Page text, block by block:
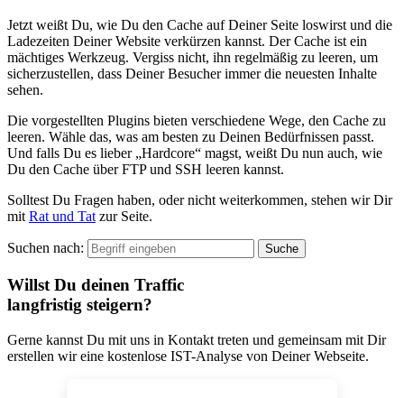
Jetzt weißt Du, wie Du den Cache auf Deiner Seite loswirst und die
Ladezeiten Deiner Website verkürzen kannst. Der Cache ist ein
mächtiges Werkzeug. Vergiss nicht, ihn regelmäßig zu leeren, um
sicherzustellen, dass Deiner Besucher immer die neuesten Inhalte
sehen.
Die vorgestellten Plugins bieten verschiedene Wege, den Cache zu
leeren. Wähle das, was am besten zu Deinen Bedürfnissen passt.
Und falls Du es lieber „Hardcore“ magst, weißt Du nun auch, wie
Du den Cache über FTP und SSH leeren kannst.
Solltest Du Fragen haben, oder nicht weiterkommen, stehen wir Dir
mit Rat und Tat zur Seite.
Suchen nach:
Willst Du deinen Traffic
langfristig steigern?
Gerne kannst Du mit uns in Kontakt treten und gemeinsam mit Dir
erstellen wir eine kostenlose IST-Analyse von Deiner Webseite.